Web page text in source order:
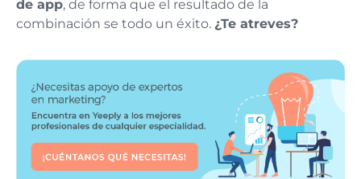
de app, de forma que el resultado de la
combinación se todo un éxito. ¿Te atreves?